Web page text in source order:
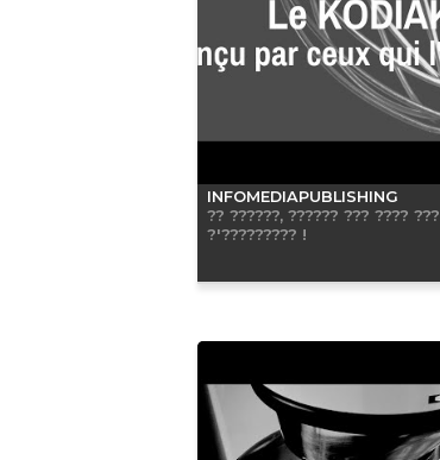
INFOMEDIAPUBLISHING
?? ??????, ?????? ??? ???? ???
?'????????? !